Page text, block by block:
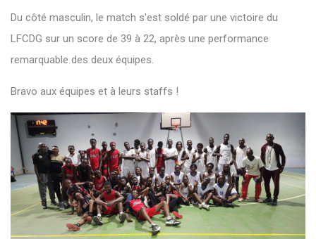
Du côté masculin, le match s'est soldé par une victoire du
LFCDG sur un score de 39 à 22, après une performance
remarquable des deux équipes.
Bravo aux équipes et à leurs staffs !